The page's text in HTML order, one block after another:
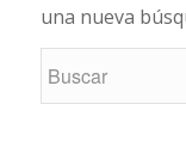
una nueva